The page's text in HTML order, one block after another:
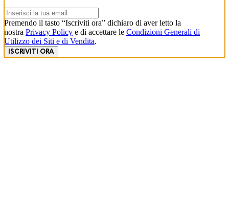
Premendo il tasto “Iscriviti ora” dichiaro di aver letto la
nostra Privacy Policy e di accettare le Condizioni Generali di
Utilizzo dei Siti e di Vendita.
ISCRIVITI ORA